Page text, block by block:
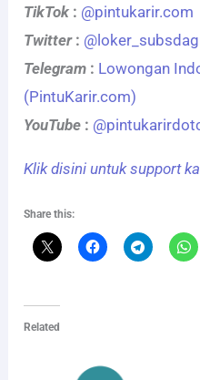
TikTok : @pintukarir.com
Twitter:
Telegram : Lowongan
(PintuKarir.com)
YouTube :
Klik disini untuk support
Share this:
Related